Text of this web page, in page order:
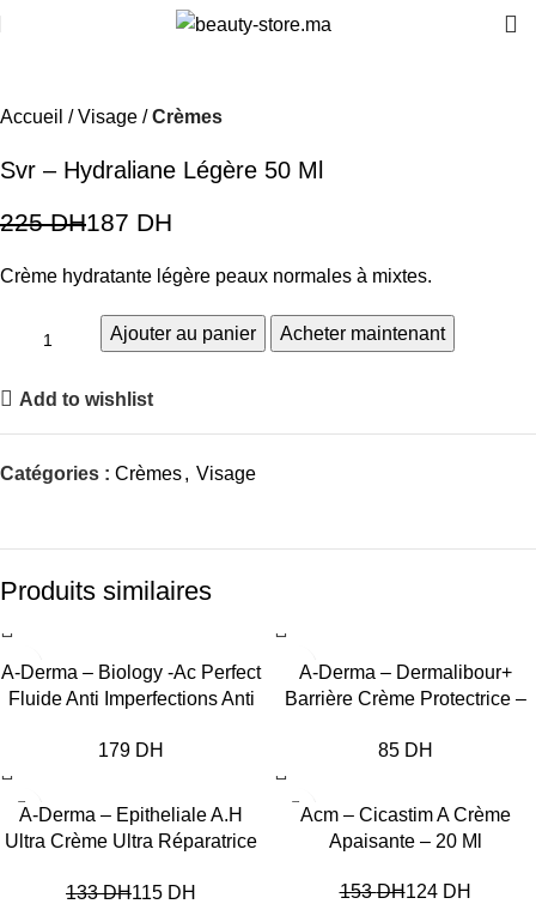
Accueil Visage Crèmes
Svr – Hydraliane Légère 50 Ml
225DH187 DH
Crème hydratante légère peaux normales à mixtes.
Ajouter au panier Acheter maintenant
Add to wishlist
Catégories : Crèmes, Visage
Produits similaires
A-Derma – Biology -Ac Perfect
Fluide Anti Imperfections Anti
DH
A-Derma – Dermalibour+
Barrière Crème Protectrice –
DH
A-Derma – Epitheliale A.H
Ultra Crème Ultra Réparatrice
133DH115 DH
Acm – Cicastim A Crème
Apaisante – 20 Ml
153DH124 DH